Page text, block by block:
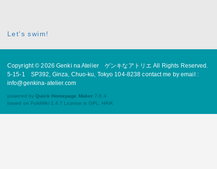
Let's swim!
Copyright © 2026Genki na Atelier ゲンキなアトリエ All Rights Reserved.
5-15-1 SP392, Ginza, Chuo-ku, Tokyo 104-8238 contact me by email :
info@genkina-atelier.com
powered byQuick Homepage Maker 7.6.4
based on PukiWiki 1.4.7 License is GPL. HAIK